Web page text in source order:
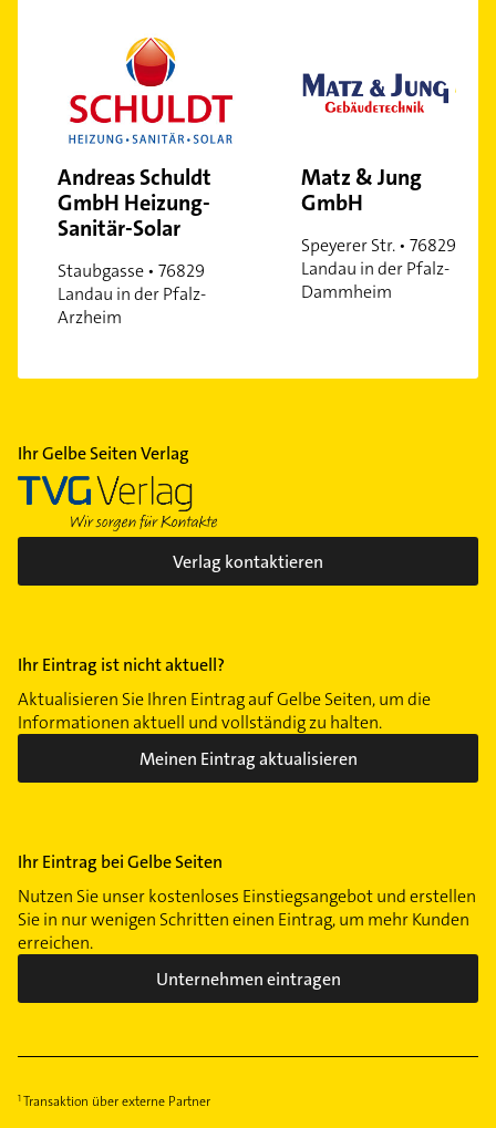
Andreas Schuldt
GmbH Heizung-
Sanitär-Solar
Staubgasse • 76829
Landau in der Pfalz-
Arzheim
Matz & Jung
GmbH
Speyerer Str. • 76829
Landau in der Pfalz-
Dammheim
Ihr Gelbe Seiten Verlag
Verlag kontaktieren
Ihr Eintrag ist nicht aktuell?
Aktualisieren Sie Ihren Eintrag auf Gelbe Seiten, um die
Informationen aktuell und vollständig zu halten.
Meinen Eintrag aktualisieren
Ihr Eintrag bei Gelbe Seiten
Nutzen Sie unser kostenloses Einstiegsangebot und erstellen
Sie in nur wenigen Schritten einen Eintrag, um mehr Kunden
erreichen.
Unternehmen eintragen
Transaktion über externe Partner